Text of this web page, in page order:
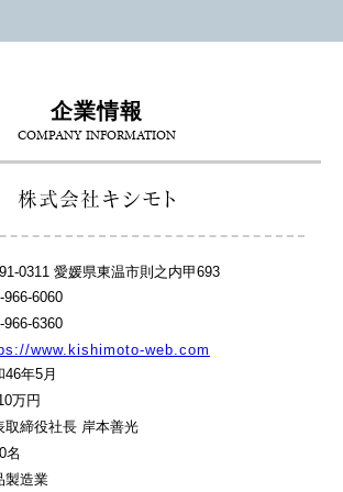
企業情報
COMPANY INFORMATION
株式会社キシモト
0311 愛媛県東温市則之内甲693
966-6060
966-6360
www.kishimoto-web.com
46年5月
万円
取締役社長 岸本善光
名
製造業